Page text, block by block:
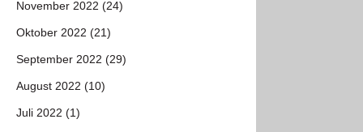
November 2022 (24)
Oktober 2022 (21)
September 2022 (29)
August 2022 (10)
Juli 2022 (1)